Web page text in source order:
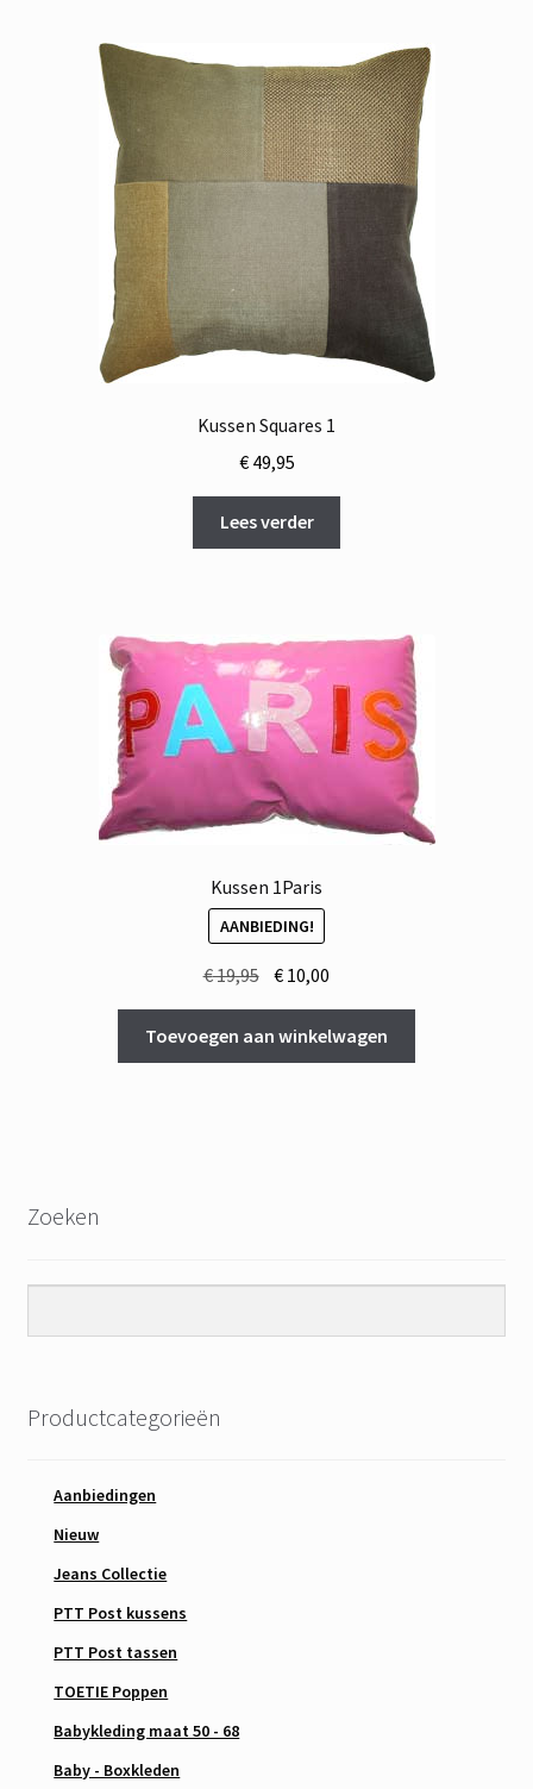
Kussen Squares 1
€49,95
Lees verder
Kussen 1Paris
AANBIEDING!
€19,95 Oorspronkelijke
was:
€ 19,95.
€ 10,00
is:
€ 10,00.
Toevoegen aan winkelwagen
Zoeken
Productcategorieën
Aanbiedingen
Nieuw
Jeans Collectie
PTT Post kussens
PTT Post tassen
TOETIE Poppen
Babykleding maat 50 - 68
Baby - Boxkleden